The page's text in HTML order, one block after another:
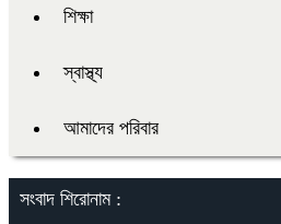
শিক্ষা
স্বাস্থ্য
আমাদের পরিবার
সংবাদ শিরোনাম :